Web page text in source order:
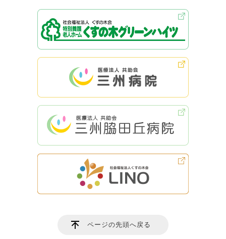
ページの先頭へ戻る